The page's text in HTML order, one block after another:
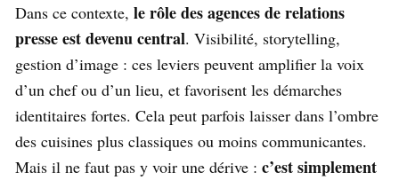
Dans ce contexte, le rôle des agences de relations
presse est devenu central. Visibilité, storytelling,
gestion d’image : ces leviers peuvent amplifier la voix
d’un chef ou d’un lieu, et favorisent les démarches
identitaires fortes. Cela peut parfois laisser dans l’ombre
des cuisines plus classiques ou moins communicantes.
Mais il ne faut pas y voir une dérive : c’est simplement